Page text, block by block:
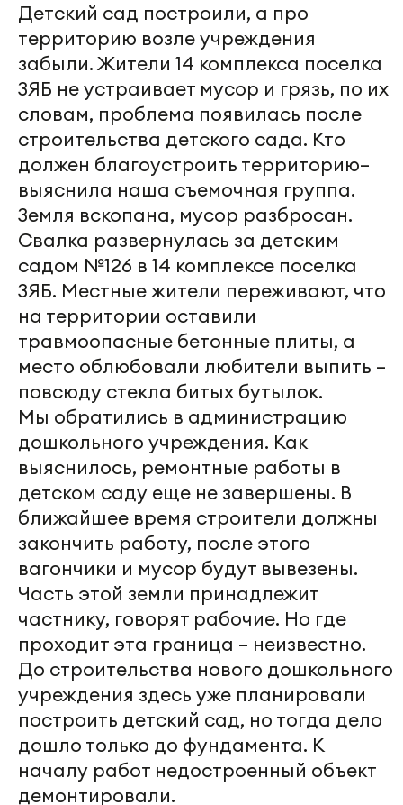
Детский сад построили, а про
территорию возле учреждения
забыли. Жители 14 комплекса поселка
ЗЯБ не устраивает мусор и грязь, по их
словам, проблема появилась после
строительства детского сада. Кто
должен благоустроить территорию–
выяснила наша съемочная группа.
Земля вскопана, мусор разбросан.
Свалка развернулась за детским
садом №126 в 14 комплексе поселка
ЗЯБ. Местные жители переживают, что
на территории оставили
травмоопасные бетонные плиты, а
место облюбовали любители выпить –
повсюду стекла битых бутылок.
Мы обратились в администрацию
дошкольного учреждения. Как
выяснилось, ремонтные работы в
детском саду еще не завершены. В
ближайшее время строители должны
закончить работу, после этого
вагончики и мусор будут вывезены.
Часть этой земли принадлежит
частнику, говорят рабочие. Но где
проходит эта граница – неизвестно.
До строительства нового дошкольного
учреждения здесь уже планировали
построить детский сад, но тогда дело
дошло только до фундамента. К
началу работ недостроенный объект
демонтировали.